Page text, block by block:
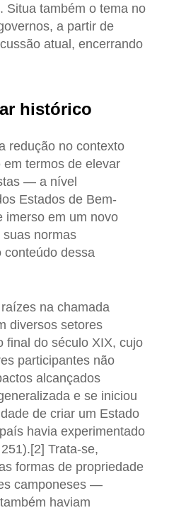
Situa também o tema no
a partir de
atual, encerrando
histórico
redução no contexto
termos de elevar
— a nível
Estados de Bem-
imerso em um novo
normas
conteúdo dessa
na chamada
diversos setores
final do século XIX, cujo
participantes não
alcançados
e se iniciou
de criar um Estado
havia experimentado
Trata-se,
formas de propriedade
camponeses —
haviam